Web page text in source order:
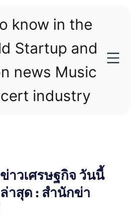
know in the
Startup and
news Music
industry
าวเศรษฐกิจ วันนี้
าสุด : สำนักข่า